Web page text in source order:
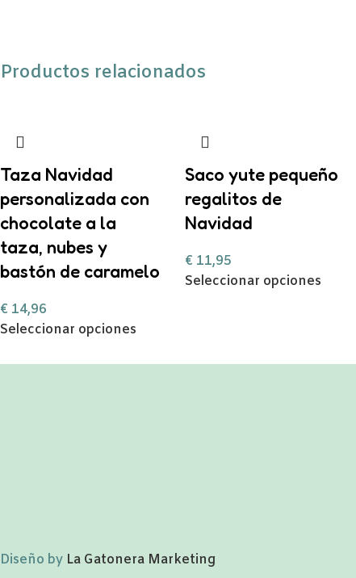
Productos relacionados
Taza Navidad
personalizada con
chocolate a la
taza, nubes y
bastón de caramelo
€ 14,96
Seleccionar opciones
Saco yute pequeño
regalitos de
Navidad
€ 11,95
Seleccionar opciones
Diseño by La Gatonera Marketing